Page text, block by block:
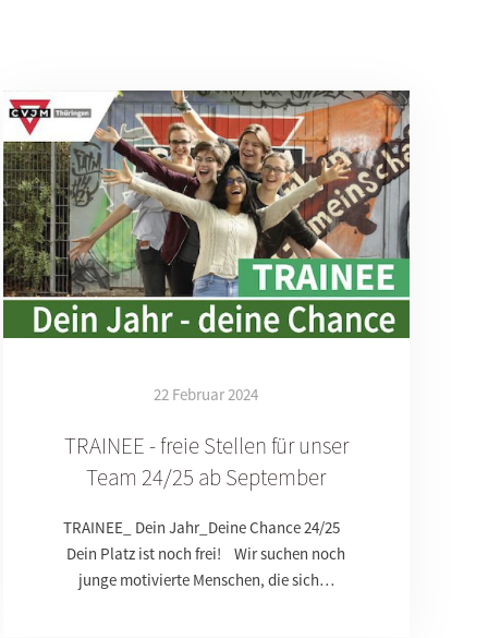
22 Februar 2024
TRAINEE - freie Stellen für unser
Team 24/25 ab September
TRAINEE_ Dein Jahr_Deine Chance 24/25
Dein Platz ist noch frei! Wir suchen noch
junge motivierte Menschen, die sich…